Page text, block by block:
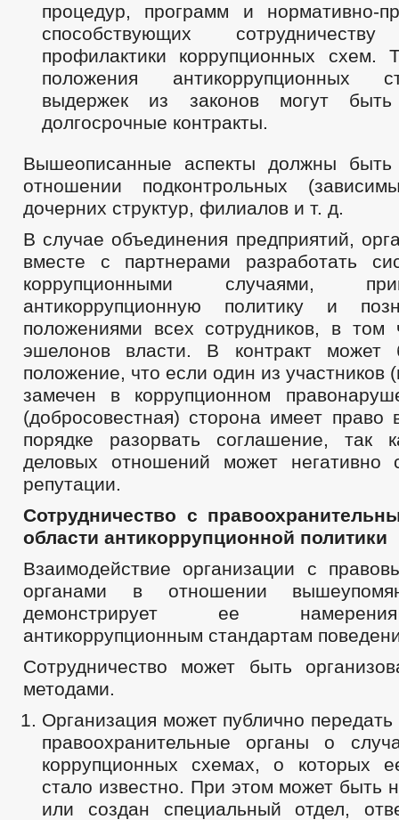
процедур, программ и нормативно-
способствующих
профилактики коррупционных схем.
положения антикоррупционных
выдержек из законов могут
долгосрочные контракты.
Вышеописанные аспекты должны
отношении подконтрольных
дочерних структур, филиалов и т. д.
В случае объединения предприятий,
вместе с партнерами разработать
коррупционными случаями,
антикоррупционную политику и
положениями всех сотрудников, в
эшелонов власти. В контракт может
положение, что если один из участников
замечен в коррупционном
(добросовестная) сторона имеет право
порядке разорвать соглашение, так
деловых отношений может негативно
репутации.
Сотрудничество с
области антикоррупционной политики
Взаимодействие организации с
органами в отношении
демонстрирует ее
антикоррупционным стандартам
Сотрудничество может быть
методами.
Организация может публично
правоохранительные органы о
коррупционных схемах, о которых
стало известно. При этом может быть
или создан специальный отдел,